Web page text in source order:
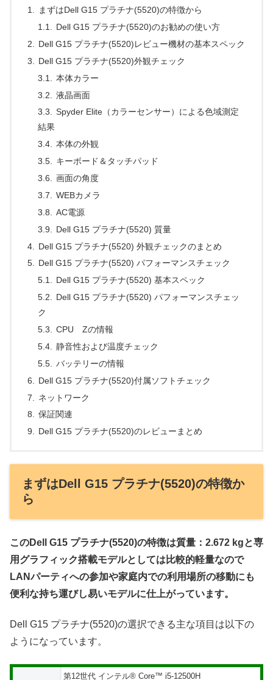
まずはDell G15 プラチナ(5520)の特徴から
Dell G15 プラチナ(5520)のお勧めの使い方
Dell G15 プラチナ(5520)レビュー機材の基本スペック
Dell G15 プラチナ(5520)外観チェック
本体カラー
液晶画面
Spyder Elite（カラーセンサー）による色域測定
結果
本体の外観
キーボード＆タッチパッド
画面の角度
WEBカメラ
AC電源
Dell G15 プラチナ(5520) 質量
Dell G15 プラチナ(5520) 外観チェックのまとめ
Dell G15 プラチナ(5520) パフォーマンスチェック
Dell G15 プラチナ(5520) 基本スペック
Dell G15 プラチナ(5520) パフォーマンスチェッ
ク
CPU Zの情報
静音性および温度チェック
バッテリーの情報
Dell G15 プラチナ(5520)付属ソフトチェック
ネットワーク
保証関連
Dell G15 プラチナ(5520)のレビューまとめ
まずはDell G15 プラチナ(5520)の特徴か
ら
このDell G15 プラチナ(5520)の特徴は質量：2.672 kgと専
用グラフィック搭載モデルとしては比較的軽量なので
LANパーティへの参加や家庭内での利用場所の移動にも
便利な持ち運びし易いモデルに仕上がっています。
Dell G15 プラチナ(5520)の選択できる主な項目は以下の
ようになっています。
第12世代 インテル® Core™ i5-12500H